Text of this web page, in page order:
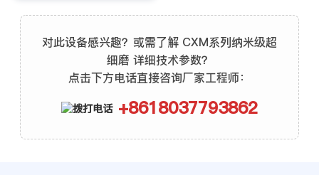
对此设备感兴趣？或需了解 CXM系列纳米级超
细磨 详细技术参数？
点击下方电话直接咨询厂家工程师：
+8618037793862